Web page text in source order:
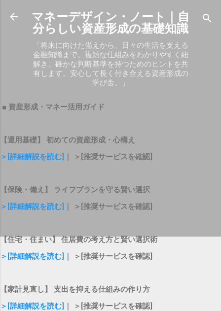
スキップしてメイン コンテンツに移動
マネーデザイン・ノート｜自
分らしい資産形成の基礎知識
「将来に向けた備えから、日々の生活を支える
金融知識まで。複雑な仕組みをわかりやすく紐
解き、確かな判断基準を持つためのヒントを共
有します。安心して長く付き合える資産形成の
学び舎。」
■ 資産形成・マネー活用ガイド
【運用基礎】 初めての資産形成・心構え
＞[詳細解説を読む]
｜ ＞[推奨サービスを確認]
【保険・備え】 ライフプランを守る賢い選択
＞[詳細解説を読む]
｜ ＞[推奨サービスを確認]
【住宅・住まい】 住居費の考え方と賢い選択術
＞[詳細解説を読む]
｜ ＞[推奨サービスを確認]
【家計見直し】 支出を抑える仕組みの作り方
＞[詳細解説を読む]
｜ ＞[推奨サービスを確認]